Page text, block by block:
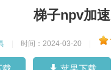
梯子npv加速
时间：2024-03-20